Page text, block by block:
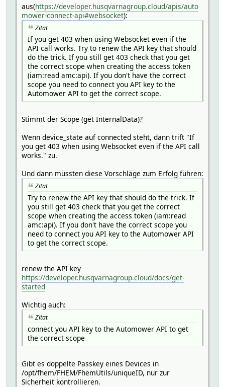
aus(https://developer.husqvarnagroup.cloud/apis/auto
mower-connect-api#websocket):
Zitat
If you get 403 when using Websocket even if the
API call works. Try to renew the API key that should
do the trick. If you still get 403 check that you get
the correct scope when creating the access token
(iam:read amc:api). If you don't have the correct
scope you need to connect you API key to the
Automower API to get the correct scope.
Stimmt der Scope (get InternalData)?
Wenn device_state auf connected steht, dann trift "If
you get 403 when using Websocket even if the API call
works." zu.
Und dann müssten diese Vorschläge zum Erfolg führen:
Zitat
Try to renew the API key that should do the trick. If
you still get 403 check that you get the correct
scope when creating the access token (iam:read
amc:api). If you don't have the correct scope you
need to connect you API key to the Automower API
to get the correct scope.
renew the API key
https://developer.husqvarnagroup.cloud/docs/get-
started
Wichtig auch:
Zitat
connect you API key to the Automower API to get
the correct scope
Gibt es doppelte Passkey eines Devices in
/opt/fhem/FHEM/FhemUtils/uniqueID, nur zur
Sicherheit kontrollieren.